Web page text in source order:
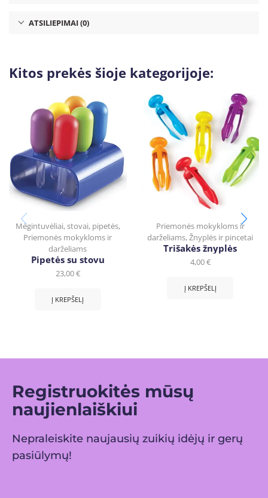
ATSILIEPIMAI (0)
Kitos prekės šioje kategorijoje:
Mėgintuvėliai, stovai, pipetės,
Priemonės mokykloms ir
darželiams
Pipetės su stovu
23,00€
Į KREPŠELĮ
Priemonės mokykloms ir
darželiams,Žnyplės ir pincetai
Trišakės žnyplės
4,00€
Į KREPŠELĮ
Registruokitės mūsų
naujienlaiškiui
Nepraleiskite naujausių zuikių idėjų ir gerų
pasiūlymų!